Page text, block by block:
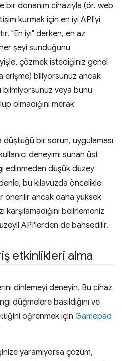
bir donanım cihazıyla (ör. web
kurmak için en iyi API'yi
"En iyi" derken, en az
şeyi sunduğunu
çözmek istediğiniz genel
erişme) biliyorsunuz ancak
bilmiyorsunuz veya bunu
olmadığını merak
düştüğü bir sorun, uygulaması
deneyimi sunan üst
edinmeden düşük düzey
bu kılavuzda öncelikle
önerilir ancak daha yüksek
karşılamadığını belirlemeniz
API'lerden de bahsedilir.
etkinlikleri alma
dinlemeyi deneyin. Bu cihaz
düğmelere basıldığını ve
öğrenmek için Gamepad
yaramıyorsa çözüm,